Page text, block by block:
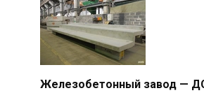
Железобетонный завод —